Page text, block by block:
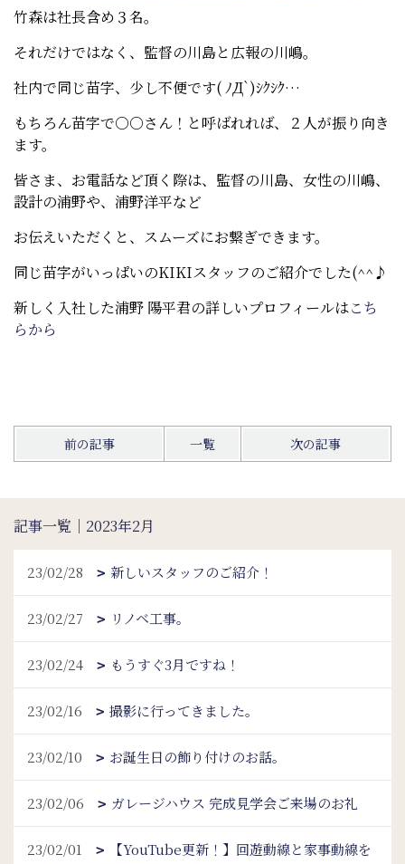
竹森は社長含め３名。
それだけではなく、監督の川島と広報の川嶋。
社内で同じ苗字、少し不便です( ﾉД`)ｼｸｼｸ…
もちろん苗字で○○さん！と呼ばれれば、２人が振り向き
ます。
皆さま、お電話など頂く際は、監督の川島、女性の川嶋、
設計の浦野や、浦野洋平など
お伝えいただくと、スムーズにお繋ぎできます。
同じ苗字がいっぱいのKIKIスタッフのご紹介でした(^^♪
新しく入社した浦野 陽平君の詳しいプロフィールはこち
らから
前の記事 一覧 次の記事
記事一覧｜2023年2月
23/02/28 新しいスタッフのご紹介！
23/02/27 リノベ工事。
23/02/24 もうすぐ3月ですね！
23/02/16 撮影に行ってきました。
23/02/10 お誕生日の飾り付けのお話。
23/02/06 ガレージハウス 完成見学会ご来場のお礼
23/02/01
【YouTube更新！】回遊動線と家事動線を